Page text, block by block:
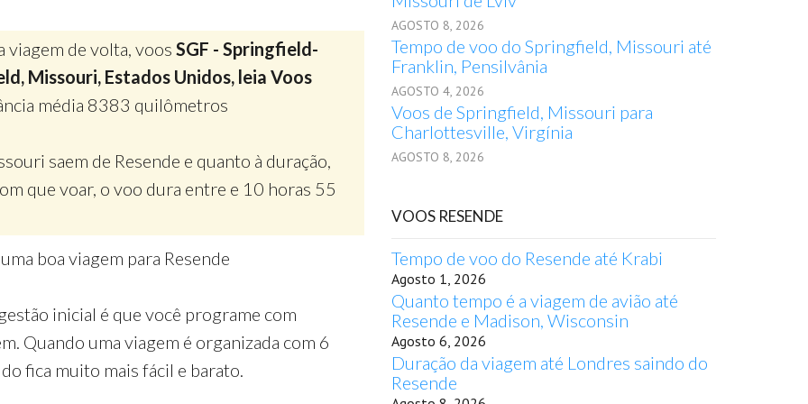
viagem de volta, voos SGF - Springfield-
Missouri, Estados Unidos, leia Voos
média 8383 quilômetros
saem de Resende e quanto à duração,
que voar, o voo dura entre e 10 horas 55
boa viagem para Resende
inicial é que você programe com
Quando uma viagem é organizada com 6
fica muito mais fácil e barato.
AGOSTO 8, 2026
Tempo de voo do Springfield, Missouri até
Franklin, Pensilvânia
AGOSTO 4, 2026
Voos de Springfield, Missouri para
Charlottesville, Virgínia
AGOSTO 8, 2026
VOOS RESENDE
Tempo de voo do Resende até Krabi
Agosto 1, 2026
Quanto tempo é a viagem de avião até
Resende e Madison, Wisconsin
Agosto 6, 2026
Duração da viagem até Londres saindo do
Resende